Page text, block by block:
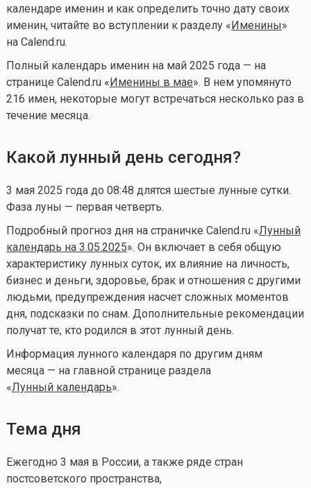
календаре именин и как определить точно дату своих
именин, читайте во вступлении к разделу « Именины»
на Calend.ru.
Полный календарь именин на май 2025 года — на
странице Calend.ru « Именины в мае». В нем упомянуто
216 имен, некоторые могут встречаться несколько раз в
течение месяца.
Какой лунный день сегодня?
3 мая 2025 года до 08:48 длятся шестые лунные сутки.
Фаза луны — первая четверть.
Подробный прогноз дня на страничке Calend.ru «Лунный
календарь на 3.05.2025». Он включает в себя общую
характеристику лунных суток, их влияние на личность,
бизнес и деньги, здоровье, брак и отношения с другими
людьми, предупреждения насчет сложных моментов
дня, подсказки по снам. Дополнительные рекомендации
получат те, кто родился в этот лунный день.
Информация лунного календаря по другим дням
месяца — на главной странице раздела
«Лунный календарь».
Тема дня
Ежегодно 3 мая в России, а также ряде стран
постсоветского пространства,